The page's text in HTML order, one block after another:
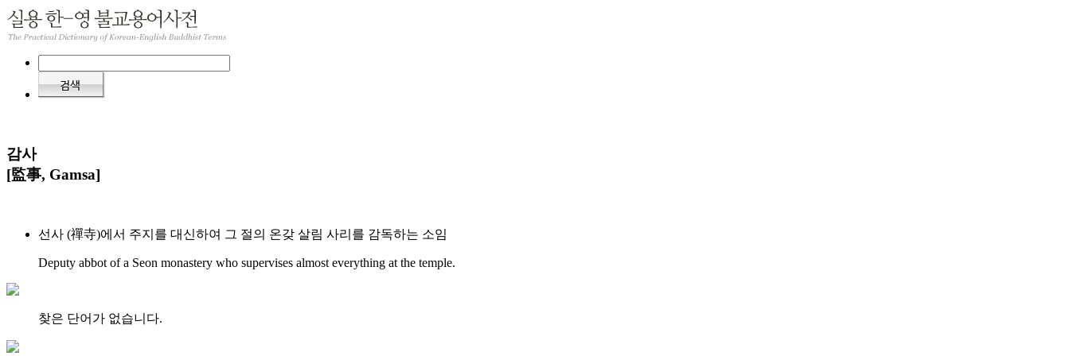
감사
[監事, Gamsa]
선사 (禪寺)에서 주지를 대신하여 그 절의 온갖 살림 사리를 감독하는 소임
Deputy abbot of a Seon monastery who supervises almost everything at the temple.
찾은 단어가 없습니다.